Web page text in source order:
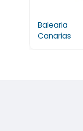
Balearia
Canarias